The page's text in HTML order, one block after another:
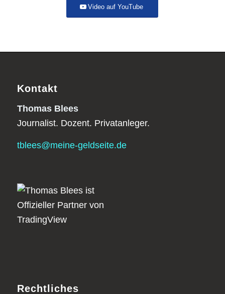
Video auf YouTube
Kontakt
Thomas Blees
Journalist. Dozent. Privatanleger.
tblees@meine-geldseite.de
Rechtliches